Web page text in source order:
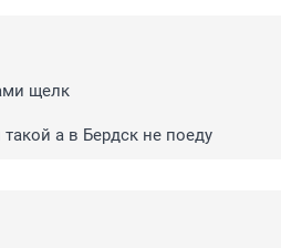
щелк
а в Бердск не поеду